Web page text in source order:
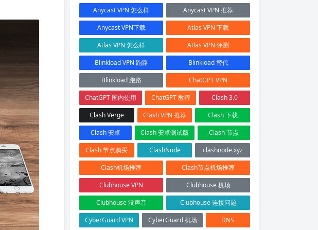
Anycast VPN 怎么样
Anycast VPN 推荐
Anycast VPN下载
Atlas VPN 下载
Atlas VPN 怎么样
Atlas VPN 评测
Blinkload VPN 跑路
Blinkload 替代
Blinkload 跑路
ChatGPT VPN
ChatGPT 国内使用
ChatGPT 教程
Clash 3.0
Clash Verge
Clash VPN 推荐
Clash 下载
Clash 安卓
Clash 安卓测试版
Clash 节点
Clash 节点购买
ClashNode
clashnode.xyz
Clash机场推荐
Clash节点机场推荐
Clubhouse VPN
Clubhouse 机场
Clubhouse 没声音
Clubhouse 连接问题
CyberGuard VPN
CyberGuard 机场
DNS